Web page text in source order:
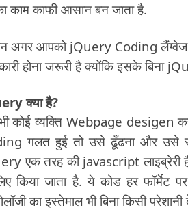
काम काफी आसान बन जाता है.
अगर आपको jQuery Coding
होना जरूरी है क्योंकि इसके
क्या है?
कोई व्यक्ति Webpage desigen
गलत हुई तो उसे ढूँढना और उसे
एक तरह की javascript लाइब्रेरी है
किया जाता है. ये कोड हर
का इस्तेमाल भी बिना किसी